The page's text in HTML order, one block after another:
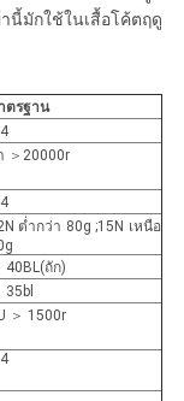
นี้มักใช้ในเสื้อโค้ตฤดู
ตรฐาน
＞20000r
ต่ำกว่า 80g ;15N เหนือ
40BL(ถัก)
35bl
＞ 1500r